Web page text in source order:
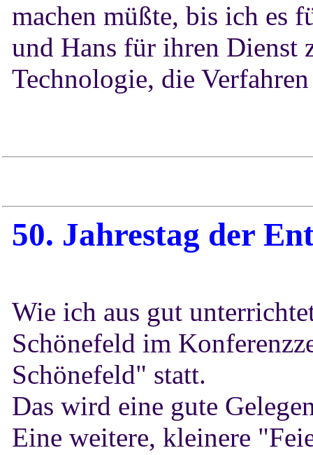
machen müßte, bis ich es
und Hans für ihren Dienst
Technologie, die
50. Jahrestag der
Wie ich aus gut
Schönefeld im
Schönefeld" statt.
Das wird eine gute
Eine weitere, kleinere